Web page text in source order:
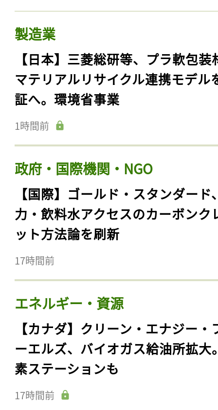
製造業
【日本】三菱総研等、プラ軟包装
マテリアルリサイクル連携モデル
証へ。環境省事業
1時間前
政府・国際機関・NGO
【国際】ゴールド・スタンダード
力・飲料水アクセスのカーボンク
ット方法論を刷新
17時間前
エネルギー・資源
【カナダ】クリーン・エナジー・
ーエルズ、バイオガス給油所拡大
素ステーションも
17時間前